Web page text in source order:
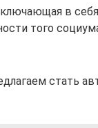
в
того
стать